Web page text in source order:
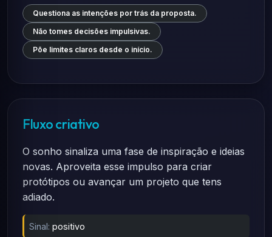
Questiona as intenções por trás da proposta.
Não tomes decisões impulsivas.
Põe limites claros desde o início.
Fluxo criativo
O sonho sinaliza uma fase de inspiração e ideias
novas. Aproveita esse impulso para criar
protótipos ou avançar um projeto que tens
adiado.
Sinal: positivo